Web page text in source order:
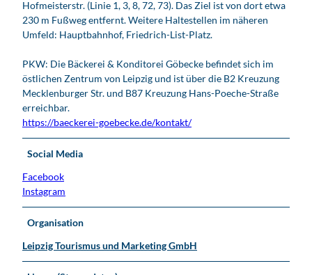
Hofmeisterstr. (Linie 1, 3, 8, 72, 73). Das Ziel ist von dort etwa
230 m Fußweg entfernt. Weitere Haltestellen im näheren
Umfeld: Hauptbahnhof, Friedrich-List-Platz.
PKW: Die Bäckerei & Konditorei Göbecke befindet sich im
östlichen Zentrum von Leipzig und ist über die B2 Kreuzung
Mecklenburger Str. und B87 Kreuzung Hans-Poeche-Straße
erreichbar.
https://baeckerei-goebecke.de/kontakt/
Social Media
Facebook
Instagram
Organisation
Leipzig Tourismus und Marketing GmbH